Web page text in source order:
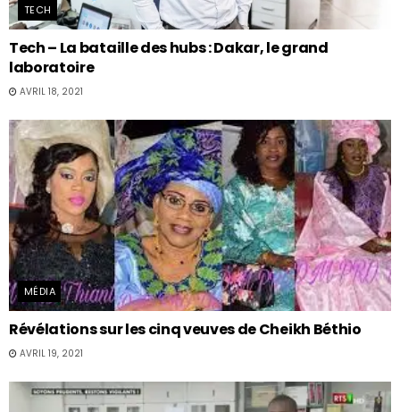
TECH
Tech – La bataille des hubs : Dakar, le grand
laboratoire
AVRIL 18, 2021
MÉDIA
Révélations sur les cinq veuves de Cheikh Béthio
AVRIL 19, 2021